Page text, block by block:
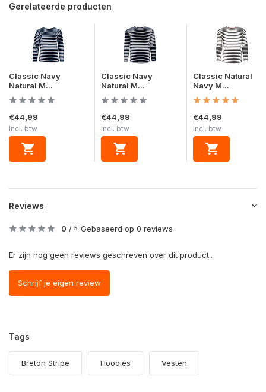
Gerelateerde producten
Classic Navy
Natural M...
€44,99
Incl. btw
Classic Navy
Natural M...
€44,99
Incl. btw
Classic Natural
Navy M...
€44,99
Incl. btw
Reviews
0 / 5 Gebaseerd op 0 reviews
Er zijn nog geen reviews geschreven over dit product..
Schrijf je eigen review
Tags
Breton Stripe Hoodies Vesten